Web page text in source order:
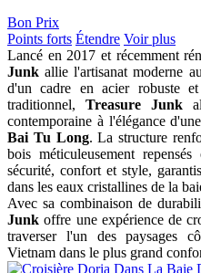
Bon Prix
Points forts Étendre Voir plus
Lancé en 2017 et récemment
Junk allie l'artisanat moderne
d'un cadre en acier robuste
traditionnel, Treasure Junk
contemporaine à l'élégance
Bai Tu Long. La structure
bois méticuleusement
sécurité, confort et style,
dans les eaux cristallines de la
Avec sa combinaison de
Junk offre une expérience de
traverser l'un des paysages
Vietnam dans le plus grand